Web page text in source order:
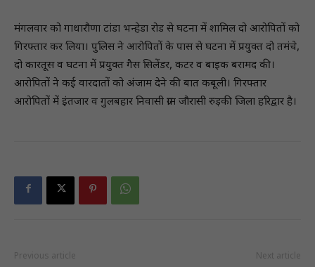
मंगलवार को गाधारौणा टांडा भन्हेडा रोड से घटना में शामिल दो आरोपितों को
गिरफ्तार कर लिया। पुलिस ने आरोपितों के पास से घटना में प्रयुक्त दो तमंचे,
दो कारतूस व घटना में प्रयुक्त गैस सिलेंडर, कटर व बाइक बरामद की।
आरोपितों ने कई वारदातों को अंजाम देने की बात कबूली। गिरफ्तार
आरोपितों में इंतजार व गुलबहार निवासी ग्राम जौरासी रुड़की जिला हरिद्वार है।
Previous article Next article